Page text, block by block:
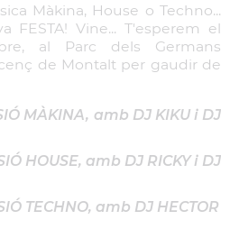
Màkina, House o Techno...
FESTA! Vine... T'esperem el
al Parc dels Germans
de Montalt per gaudir de
MÀKINA, amb DJ KIKU i DJ
HOUSE, amb DJ RICKY i DJ
TECHNO, amb DJ HECTOR